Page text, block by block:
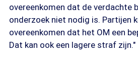
overeenkomen dat de verdachte
onderzoek niet nodig is. Partijen
overeenkomen dat het OM een
Dat kan ook een lagere straf zijn."